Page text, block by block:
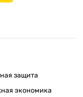
защита
экономика